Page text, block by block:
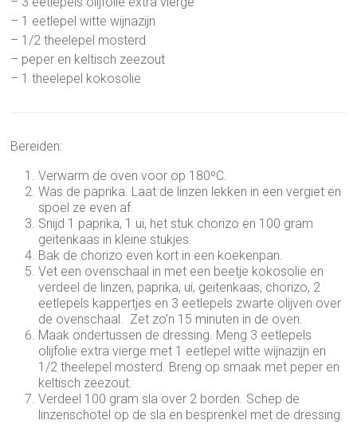
– 1 eetlepel witte wijnazijn
– 1/2 theelepel mosterd
– peper en keltisch zeezout
– 1 theelepel kokosolie
Bereiden:
Verwarm de oven voor op 180ºC.
Was de paprika. Laat de linzen lekken in een vergiet en
spoel ze even af.
Snijd 1 paprika, 1 ui, het stuk chorizo en 100 gram
geitenkaas in kleine stukjes.
Bak de chorizo even kort in een koekenpan.
Vet een ovenschaal in met een beetje kokosolie en
verdeel de linzen, paprika, ui, geitenkaas, chorizo, 2
eetlepels kappertjes en 3 eetlepels zwarte olijven over
de ovenschaal. Zet zo’n 15 minuten in de oven.
Maak ondertussen de dressing. Meng 3 eetlepels
olijfolie extra vierge met 1 eetlepel witte wijnazijn en
1/2 theelepel mosterd. Breng op smaak met peper en
keltisch zeezout.
Verdeel 100 gram sla over 2 borden. Schep de
linzenschotel op de sla en besprenkel met de dressing.